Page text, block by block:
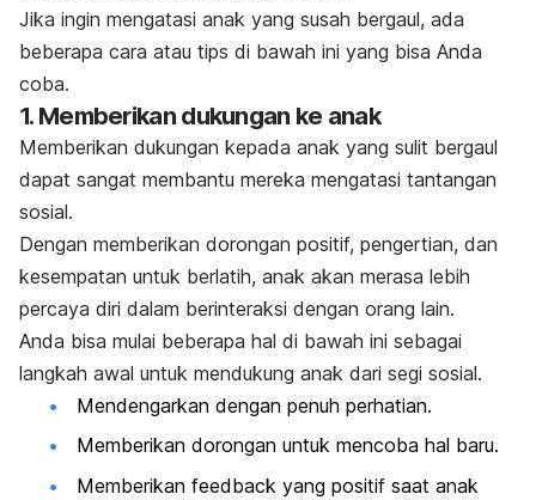
Jika ingin mengatasi anak yang susah bergaul, ada
beberapa cara atau tips di bawah ini yang bisa Anda
coba.
1. Memberikan dukungan ke anak
Memberikan dukungan kepada anak yang sulit bergaul
dapat sangat membantu mereka mengatasi tantangan
sosial.
Dengan memberikan dorongan positif, pengertian, dan
kesempatan untuk berlatih, anak akan merasa lebih
percaya diri dalam berinteraksi dengan orang lain.
Anda bisa mulai beberapa hal di bawah ini sebagai
langkah awal untuk mendukung anak dari segi sosial.
Mendengarkan dengan penuh perhatian.
Memberikan dorongan untuk mencoba hal baru.
Memberikan feedback yang positif saat anak